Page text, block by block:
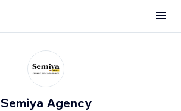
Semiya Agency